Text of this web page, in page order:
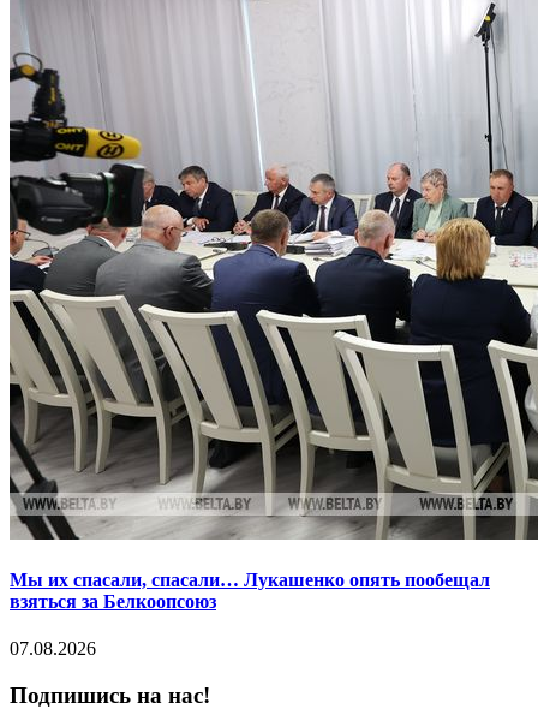
Мы их спасали, спасали… Лукашенко опять пообещал
взяться за Белкоопсоюз
07.08.2026
Подпишись на нас!